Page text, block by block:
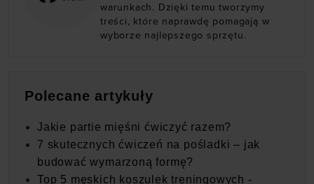
warunkach. Dzięki temu tworzymy
treści, które naprawdę pomagają w
wyborze najlepszego sprzętu.
Polecane artykuły
Jakie partie mięśni ćwiczyć razem?
7 skutecznych ćwiczeń na pośladki – jak
budować wymarzoną formę?
Top 5 męskich koszulek treningowych -